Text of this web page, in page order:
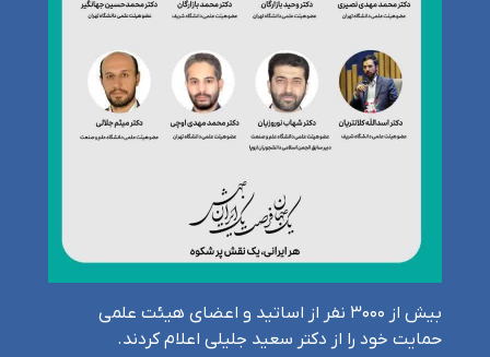
بیش از ۳۰۰۰ نفر از اساتید و اعضای هیئت علمی
حمایت خود را از دکتر سعید جلیلی اعلام کردند.